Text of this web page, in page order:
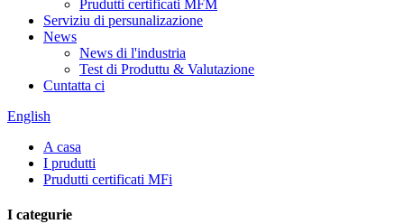
Prudutti certificati MFM
Serviziu di persunalizazione
News
News di l'industria
Test di Produttu & Valutazione
Cuntatta ci
English
A casa
I prudutti
Prudutti certificati MFi
I categurie